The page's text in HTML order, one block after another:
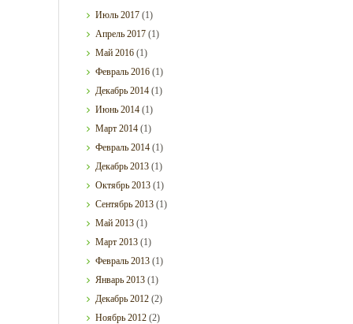
Июль2017 (1)
Апрель2017 (1)
Май2016 (1)
Февраль2016 (1)
Декабрь2014 (1)
Июнь2014 (1)
Март2014 (1)
Февраль2014 (1)
Декабрь2013 (1)
Октябрь2013 (1)
Сентябрь2013 (1)
Май2013 (1)
Март2013 (1)
Февраль2013 (1)
Январь2013 (1)
Декабрь2012 (2)
Ноябрь2012 (2)